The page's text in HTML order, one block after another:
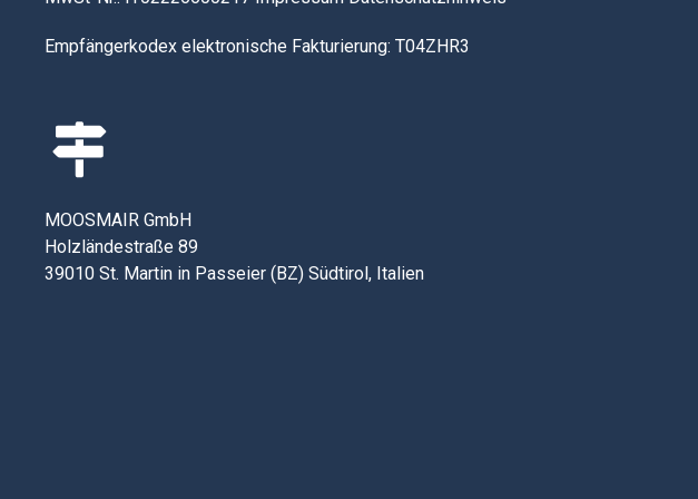
Empfängerkodex elektronische Fakturierung: T04ZHR3
MOOSMAIR GmbH
Holzländestraße 89
39010 St. Martin in Passeier (BZ) Südtirol, Italien